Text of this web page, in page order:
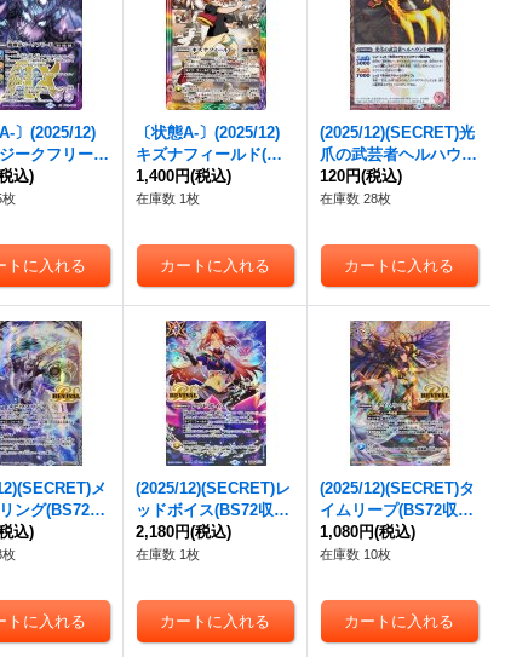
A-〕(2025/12)
ークフリード
AX02}
込)
枚
〔状態A-〕(2025/12)
キズナフィールド(ア
ニメ背景/馬神トッパ
イラスト)【R】{BS72
1,400円(税込)
在庫数 1枚
(2025/12)(SECRET)光
爪の武芸者ヘルハウン
ド【R-SEC】{BS72-0
07}《赤》
120円(税込)
在庫数 28枚
メ
ング(BS72収
・ミストラ
トイラスト)
》
込)
枚
(2025/12)(SECRET)レ
ッドボイス(BS72収録/
ラクシュミーイラス
ト)【C-SEC】{BS49-
2,180円(税込)
在庫数 1枚
(2025/12)(SECRET)タ
イムリープ(BS72収録/
イシスイラスト)【R-S
EC】{BS63-CP11}
1,080円(税込)
在庫数 10枚